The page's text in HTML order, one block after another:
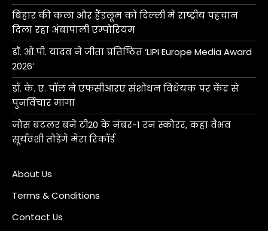
बिहार की कला और हैंडलूम को दिल्ली में राष्ट्रीय पहचान
दिला रहा अंबापाली एम्पोरियम
डॉ. ओ.पी. यादव ने जीता प्रतिष्ठित ‘LIPI Europe Media Award
2026’
डॉ. के. ए. पॉल ने एफसीआरए संशोधन विधेयक पर केंद्र से
पुनर्विचार मांगा
जोस बटलर बने टी20 के नंबर-1 रन स्कोरर, कहा वैभव
सूर्यवंशी तोड़ेंगे मेरा रिकॉर्ड
About Us
Terms & Conditions
Contact Us